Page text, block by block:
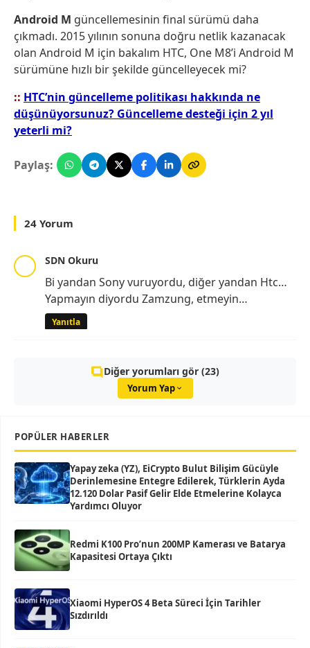
Android M güncellemesinin final sürümü daha
çıkmadı. 2015 yılının sonuna doğru netlik kazanacak
olan Android M için bakalım HTC, One M8’i Android M
sürümüne hızlı bir şekilde güncelleyecek mi?
:: HTC’nin güncelleme politikası hakkında ne
düşünüyorsunuz? Güncelleme desteği için 2 yıl
yeterli mi?
Paylaş:
24 Yorum
SDN Okuru
Bi yandan Sony vuruyordu, diğer yandan Htc…
Yapmayın diyordu Zamzung, etmeyin…
Yanıtla
Diğer yorumları gör (23)
Yorum Yap
POPÜLER HABERLER
Yapay zeka (YZ), EiCrypto Bulut Bilişim Gücüyle
Derinlemesine Entegre Edilerek, Türklerin Ayda
12.120 Dolar Pasif Gelir Elde Etmelerine Kolayca
Yardımcı Oluyor
Redmi K100 Pro’nun 200MP Kamerası ve Batarya
Kapasitesi Ortaya Çıktı
Xiaomi HyperOS 4 Beta Süreci İçin Tarihler
Sızdırıldı